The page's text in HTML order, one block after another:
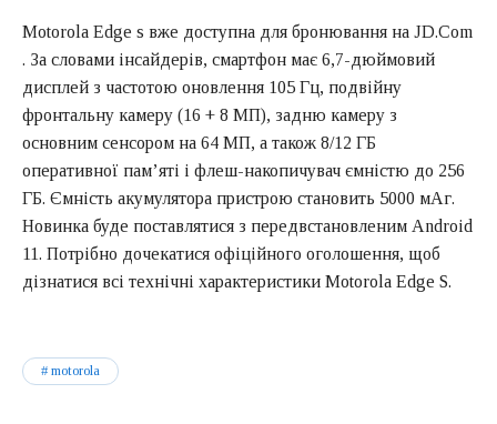
Motorola Edge s вже доступна для бронювання на JD.Com
. За словами інсайдерів, смартфон має 6,7-дюймовий
дисплей з частотою оновлення 105 Гц, подвійну
фронтальну камеру (16 + 8 МП), задню камеру з
основним сенсором на 64 МП, а також 8/12 ГБ
оперативної пам’яті і флеш-накопичувач ємністю до 256
ГБ. Ємність акумулятора пристрою становить 5000 мАг.
Новинка буде поставлятися з передвстановленим Android
11. Потрібно дочекатися офіційного оголошення, щоб
дізнатися всі технічні характеристики Motorola Edge S.
motorola